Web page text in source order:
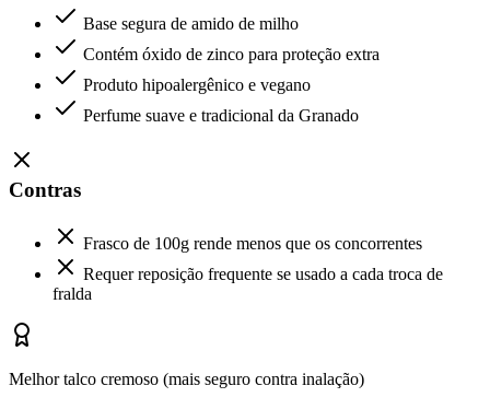
Base segura de amido de milho
Contém óxido de zinco para proteção extra
Produto hipoalergênico e vegano
Perfume suave e tradicional da Granado
Contras
Frasco de 100g rende menos que os concorrentes
Requer reposição frequente se usado a cada troca de
fralda
Melhor talco cremoso (mais seguro contra inalação)